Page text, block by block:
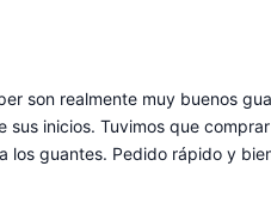
son realmente muy buenos
inicios. Tuvimos que
los guantes. Pedido rápido y